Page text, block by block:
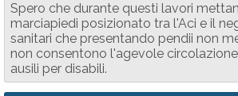
Spero che durante questi lavori
marciapiedi posizionato tra l'Aci e il
sanitari che presentando pendii non
non consentono l'agevole
ausili per disabili.